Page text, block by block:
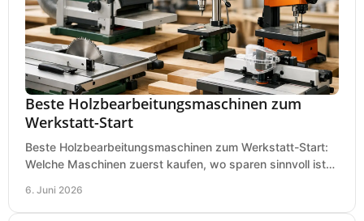
Beste Holzbearbeitungsmaschinen zum
Werkstatt-Start
Beste Holzbearbeitungsmaschinen zum Werkstatt-Start:
Welche Maschinen zuerst kaufen, wo sparen sinnvoll ist
6. Juni 2026